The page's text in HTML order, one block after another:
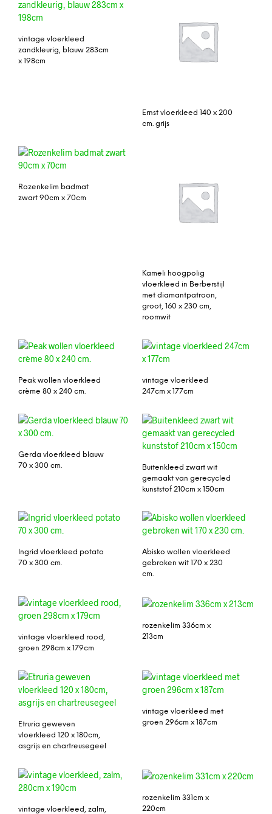
vintage vloerkleed
zandkleurig, blauw 283cm
x 198cm
Ernst vloerkleed 140 x 200
cm. grijs
Rozenkelim badmat
zwart 90cm x 70cm
Kameli hoogpolig
vloerkleed in Berberstijl
met diamantpatroon,
groot, 160 x 230 cm,
roomwit
Peak wollen vloerkleed
crème 80 x 240 cm.
vintage vloerkleed
247cm x 177cm
Gerda vloerkleed blauw
70 x 300 cm.
Buitenkleed zwart wit
gemaakt van gerecycled
kunststof 210cm x 150cm
Ingrid vloerkleed potato
70 x 300 cm.
Abisko wollen vloerkleed
gebroken wit 170 x 230
cm.
vintage vloerkleed rood,
groen 298cm x 179cm
rozenkelim 336cm x
213cm
Etruria geweven
vloerkleed 120 x 180cm,
asgrijs en chartreusegeel
vintage vloerkleed met
groen 296cm x 187cm
vintage vloerkleed, zalm,
rozenkelim 331cm x
220cm